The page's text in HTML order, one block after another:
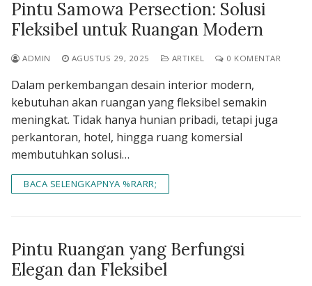
Pintu Samowa Persection: Solusi
Fleksibel untuk Ruangan Modern
ADMIN AGUSTUS 29, 2025 ARTIKEL 0 KOMENTAR
Dalam perkembangan desain interior modern,
kebutuhan akan ruangan yang fleksibel semakin
meningkat. Tidak hanya hunian pribadi, tetapi juga
perkantoran, hotel, hingga ruang komersial
membutuhkan solusi…
BACA SELENGKAPNYA %RARR;
Pintu Ruangan yang Berfungsi
Elegan dan Fleksibel